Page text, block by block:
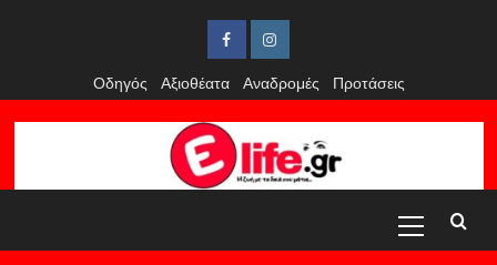
FacebookInstagram
Οδηγός
Αξιοθέατα Αναδρομές Προτάσεις
Menu